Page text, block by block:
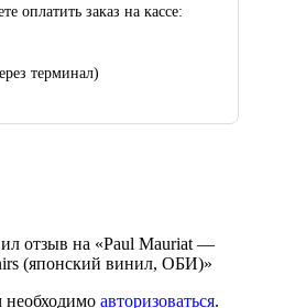
оплатить заказ на кассе:
терминал)
отзыв на «Paul Mauriat —
(японский винил, ОБИ)»
необходимо авторизоваться.